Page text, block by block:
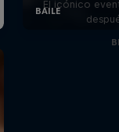
El icónico